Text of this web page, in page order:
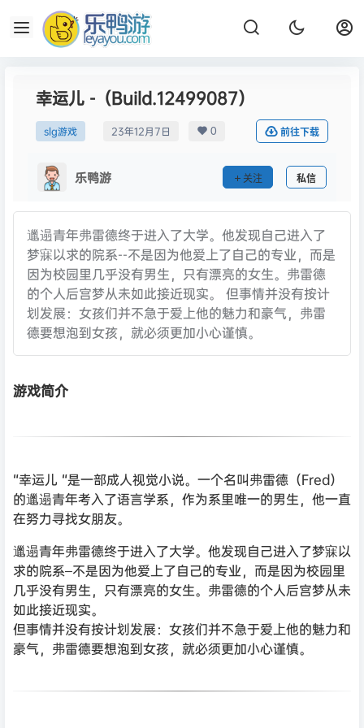
幸运儿 -（Build.12499087）
slg游戏 23年12月7日 0 前往下载
乐鸭游 关注 私信
邋遢青年弗雷德终于进入了大学。他发现自己进入了
梦寐以求的院系--不是因为他爱上了自己的专业，而是
因为校园里几乎没有男生，只有漂亮的女生。弗雷德
的个人后宫梦从未如此接近现实。 但事情并没有按计
划发展：女孩们并不急于爱上他的魅力和豪气，弗雷
德要想泡到女孩，就必须更加小心谨慎。
游戏简介
“幸运儿 “是一部成人视觉小说。一个名叫弗雷德（Fred）
的邋遢青年考入了语言学系，作为系里唯一的男生，他一直
在努力寻找女朋友。
邋遢青年弗雷德终于进入了大学。他发现自己进入了梦寐以
求的院系–不是因为他爱上了自己的专业，而是因为校园里
几乎没有男生，只有漂亮的女生。弗雷德的个人后宫梦从未
如此接近现实。
但事情并没有按计划发展：女孩们并不急于爱上他的魅力和
豪气，弗雷德要想泡到女孩，就必须更加小心谨慎。